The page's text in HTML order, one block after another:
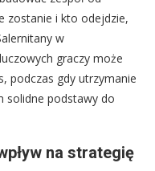
zostanie i kto odejdzie,
w
graczy może
podczas gdy utrzymanie
solidne podstawy do
na strategię